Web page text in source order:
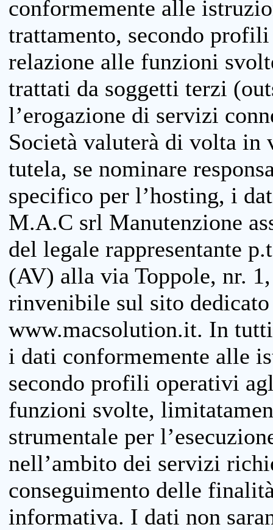
conformemente alle
trattamento, secondo
relazione alle funzioni
trattati da soggetti terzi
l’erogazione di servizi
Società valuterà di volta in
tutela, se nominare
specifico per l’hosting, i
M.A.C srl Manutenzione
del legale rappresentante
(AV) alla via Toppole, nr.
rinvenibile sul sito
www.macsolution.it. In
i dati conformemente alle
secondo profili operativi
funzioni svolte,
strumentale per
nell’ambito dei servizi
conseguimento delle
informativa. I dati non